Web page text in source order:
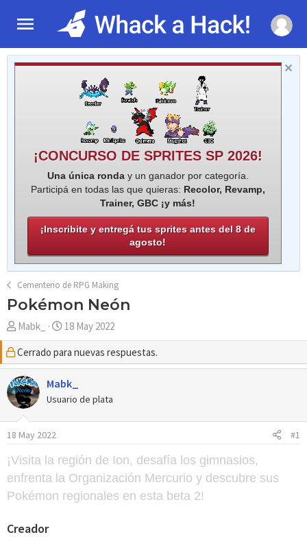
¡CONCURSO DE SPRITES SP 2026!
Una única ronday un ganador por categoría.
Participá en todas las que quieras: Recolor, Revamp,
Trainer, GBC ¡y más!
¡Inscribite y entregá tus sprites antes del 8 de
agosto!
Cementerio de RPG Making
Pokémon Neón
A
u
t
o
r
Mabk_
F
e
c
h
a
d
i
i
i
o
18 May 2022
Cerrado para nuevas respuestas.
Mabk_
Usuario de plata
18 May 2022 #1
¡Visita la región de Ion, desafía los gimnasios,
enfrenta la Organización Mercurio y descubre sus
Pokémon regionales en esta beta 2!
Creador